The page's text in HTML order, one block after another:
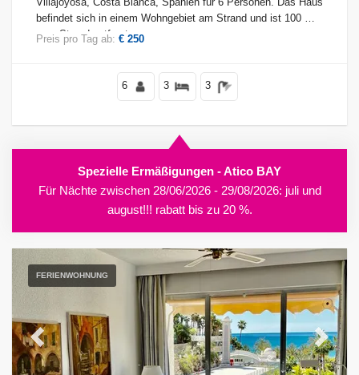
Komfort
Dienste
Villajoyosa, Costa Blanca, Spanien für 6 Personen. Das Haus
befindet sich in einem Wohngebiet am Strand und ist 100 m
vom Strand entfernt.
Preis pro Tag ab: € 250
6 3 3
Spezielle Ermäßigungen - Atico BAY
Für Nächte zwischen 28/06/2026 - 29/08/2026: juli und
august!!! rabatt bis zu 20 %.
FERIENWOHNUNG
Previous Next